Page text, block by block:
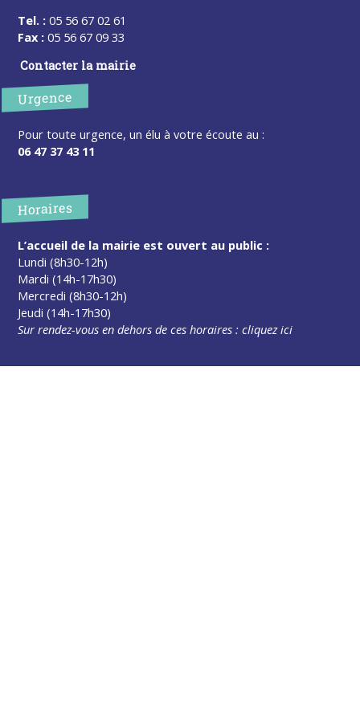
Tel. : 05 56 67 02 61
Fax : 05 56 67 09 33
Contacter la mairie
Urgence
Pour toute urgence, un élu à votre écoute au :
06 47 37 43 11
Horaires
L’accueil de la mairie est ouvert au public :
Lundi (8h30-12h)
Mardi (14h-17h30)
Mercredi (8h30-12h)
Jeudi (14h-17h30)
Sur rendez-vous en dehors de ces horaires :cliquez ici